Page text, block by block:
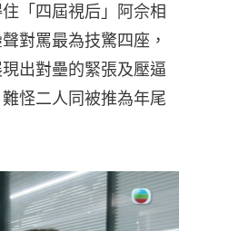
「四屆視后」阿佘相
對罵最為技驚四座，
出對壘的緊張及壓逼
怪二人同被推為年尾